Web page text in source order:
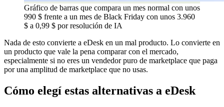
Gráfico de barras que compara un mes normal con unos
990 $ frente a un mes de Black Friday con unos 3.960
$ a 0,99 $ por resolución de IA
Nada de esto convierte a eDesk en un mal producto. Lo convierte en
un producto que vale la pena comparar con el mercado,
especialmente si no eres un vendedor puro de marketplace que paga
por una amplitud de marketplace que no usas.
Cómo elegí estas alternativas a eDesk